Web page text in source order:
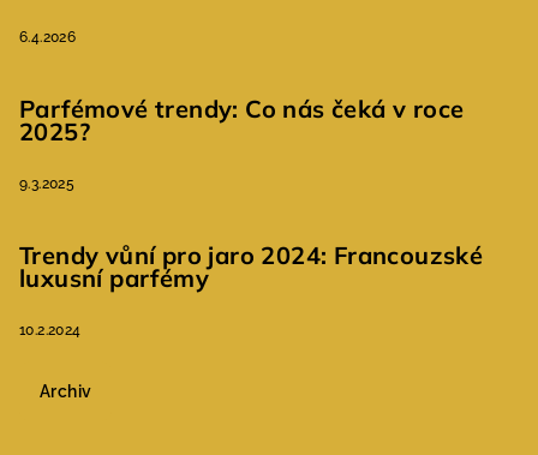
6.4.2026
Parfémové trendy: Co nás čeká v roce
2025?
9.3.2025
Trendy vůní pro jaro 2024: Francouzské
luxusní parfémy
10.2.2024
Archiv